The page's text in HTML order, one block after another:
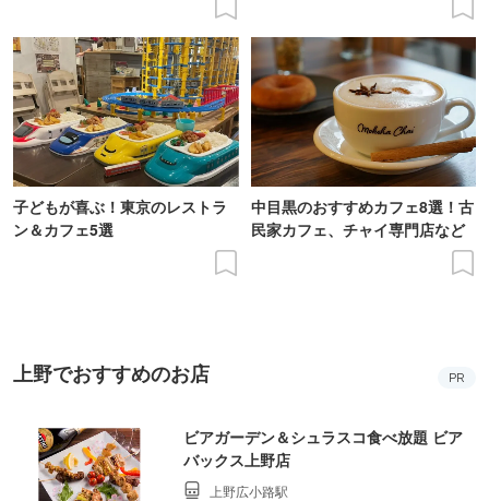
子どもが喜ぶ！東京のレストラ
ン＆カフェ5選
中目黒のおすすめカフェ8選！古
民家カフェ、チャイ専門店など
上野でおすすめのお店 PR
ビアガーデン＆シュラスコ食べ放題 ビア
バックス上野店
上野広小路駅